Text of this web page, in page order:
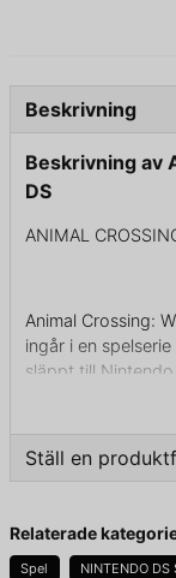
Beskrivning
Beskrivning av
DS
ANIMAL
Animal Crossing:
ingår i en
släppt till
föregångarna.
möjligheterna för
tjäna pengar (som
skänka sina fynd
museets samlingar.
Ställ en
Fråga oss
Relaterade
Spel NINTENDO DS